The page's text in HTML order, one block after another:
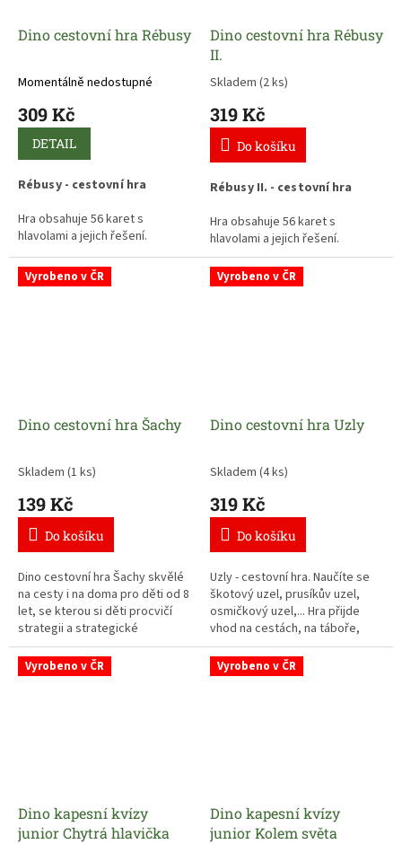
Dino cestovní hra Rébusy
Momentálně nedostupné
309 Kč
DETAIL
Rébusy - cestovní hra
Hra obsahuje 56 karet s
hlavolami a jejich řešení.
Při této hře, nejen na cestách,
se skvěle zabavíte při řešení
Dino cestovní hra Rébusy
II.
Skladem (2 ks)
319 Kč
Do košíku
Rébusy II. - cestovní hra
Hra obsahuje 56 karet s
hlavolami a jejich řešení.
Při této hře, nejen na cestách,
se skvěle zabavíte při řešení
Vyrobeno v ČR
Dino cestovní hra Šachy
Skladem (1 ks)
139 Kč
Do košíku
Dino cestovní hra Šachy skvělé
na cesty i na doma pro děti od 8
let, se kterou si děti procvičí
strategii a strategické
uvažování.
Vyrobeno v ČR
Dino cestovní hra Uzly
Skladem (4 ks)
319 Kč
Do košíku
Uzly - cestovní hra. Naučíte se
škotový uzel, prusíkův uzel,
osmičkový uzel,... Hra přijde
vhod na cestách, na táboře,
zahradě, v lese...
Hra obsahuje 53 karet s návody
Vyrobeno v ČR
Dino kapesní kvízy
junior Chytrá hlavička
Vyrobeno v ČR
Dino kapesní kvízy
junior Kolem světa